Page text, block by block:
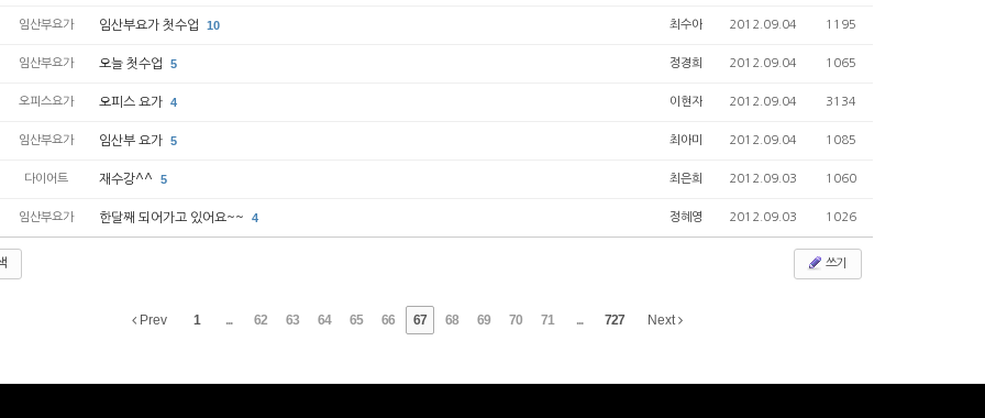
임산부요가 임산부요가 첫수업 10 최수아 2012.09.04 1195
임산부요가 오늘 첫수업 5 정경희 2012.09.04 1065
오피스요가 오피스 요가 4 이현자 2012.09.04 3134
임산부요가 임산부 요가 5 최아미 2012.09.04 1085
다이어트 재수강^^ 5 최은희 2012.09.03 1060
임산부요가 한달째 되어가고 있어요~~ 4 정혜영 2012.09.03 1026
쓰기
Prev 1 ... 62 63 64 65 66 67 68 69 70 71 ... 727 Next